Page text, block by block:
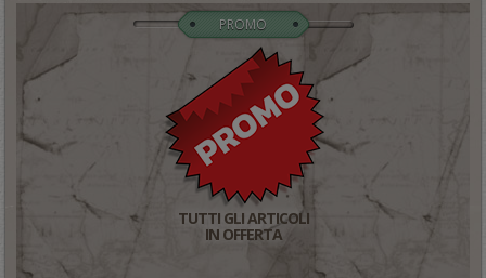
PROMO
TUTTI GLI ARTICOLI
IN OFFERTA